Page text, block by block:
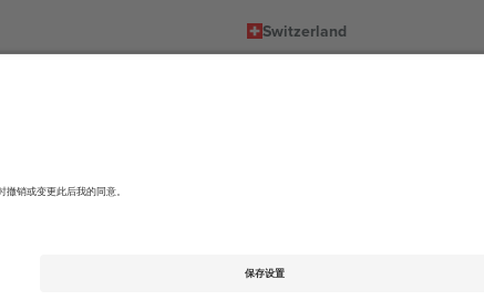
Switzerland
de México, CDMX, Mexico
不同。有关详细信息，请查看特定活动页面、版权声明和条款。,